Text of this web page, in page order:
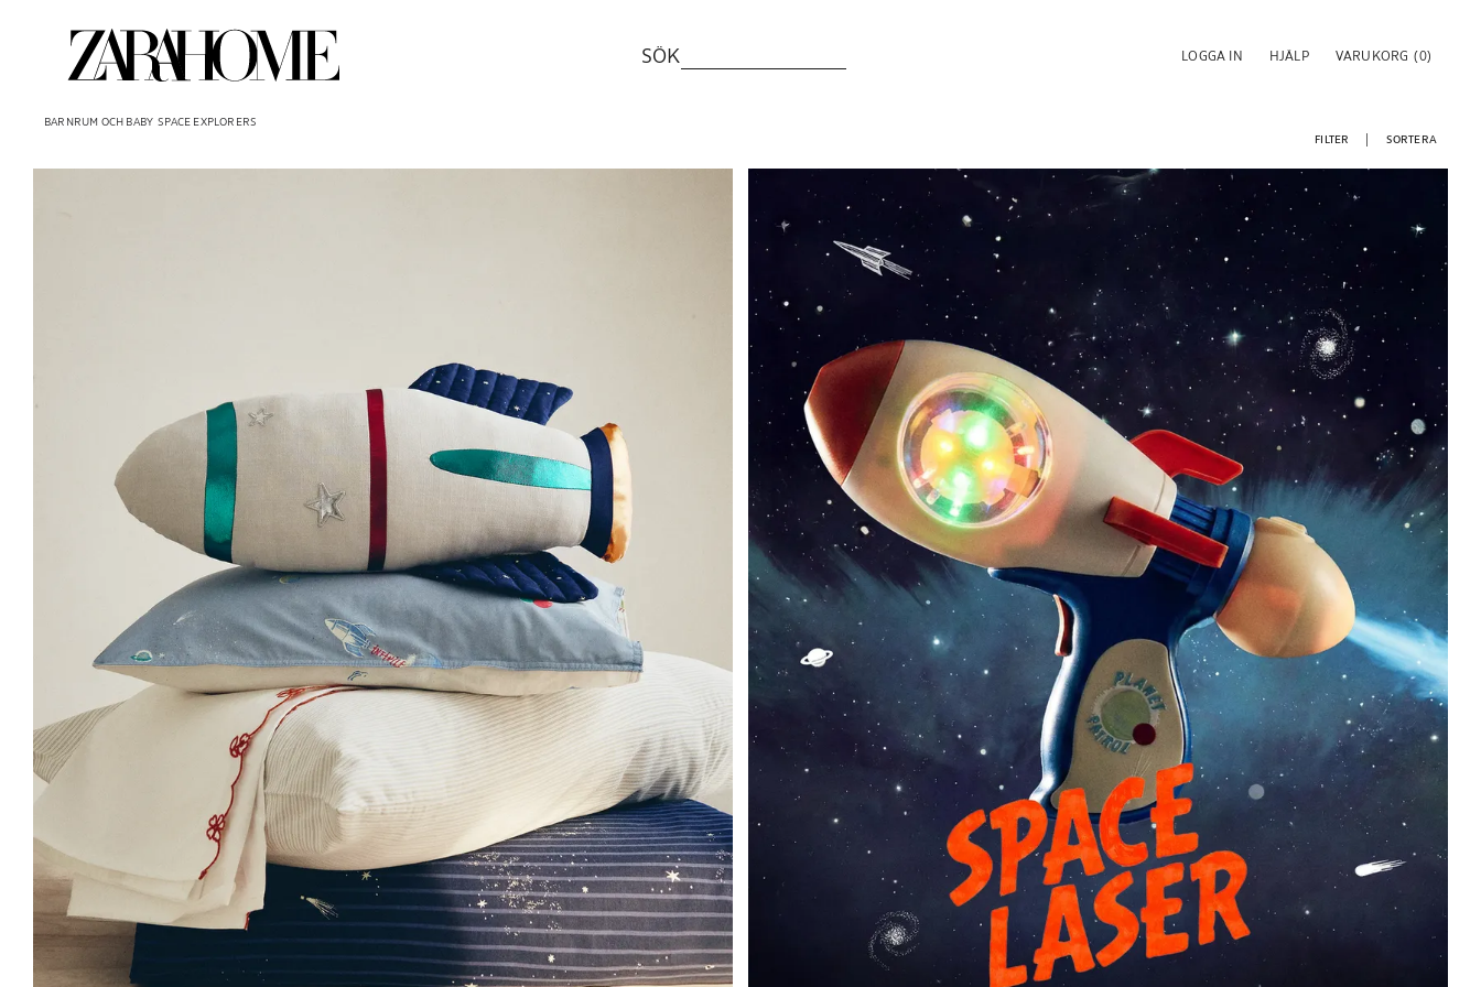
SÖK LOGGA IN HJÄLP VARUKORG (0)
BARNRUM OCH BABY SPACE EXPLORERS
FILTER
SORTERA
Bild ändrad till 1 av 6 Bild ändrad till 1 av 5